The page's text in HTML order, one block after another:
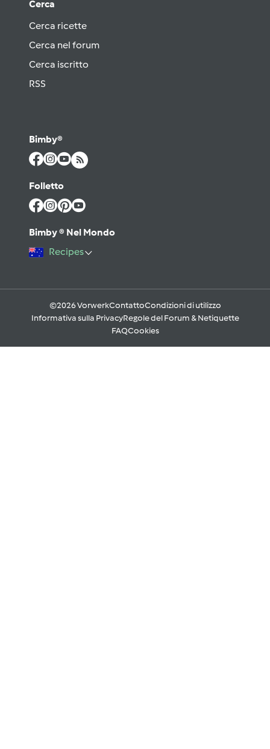
Cerca
Cerca ricette
Cerca nel forum
Cerca iscritto
RSS
Bimby®
Folletto
Bimby ® Nel Mondo
Recipes
©2026 VorwerkContattoCondizioni di utilizzo
Informativa sulla PrivacyRegole del Forum & Netiquette
FAQCookies